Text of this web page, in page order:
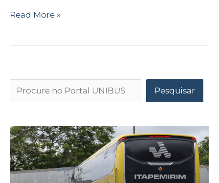
Read More »
Pesquisar